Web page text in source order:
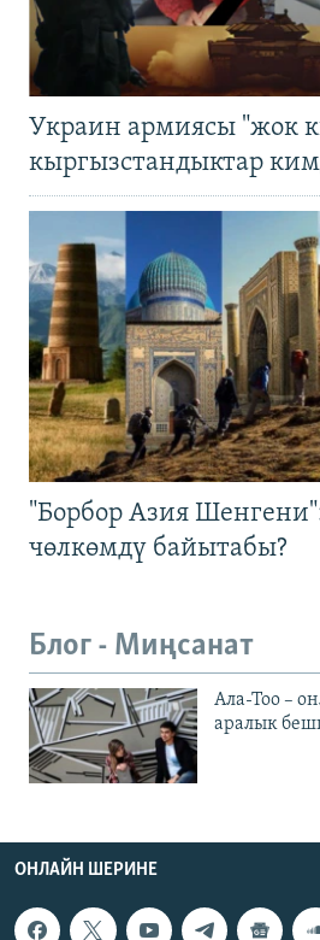
Украин армиясы "жок
кыргызстандыктар
"Борбор Азия
чөлкөмдү байытабы?
Блог - Миңсанат
Ала-Тоо –
аралык
ОНЛАЙН ШЕРИНЕ